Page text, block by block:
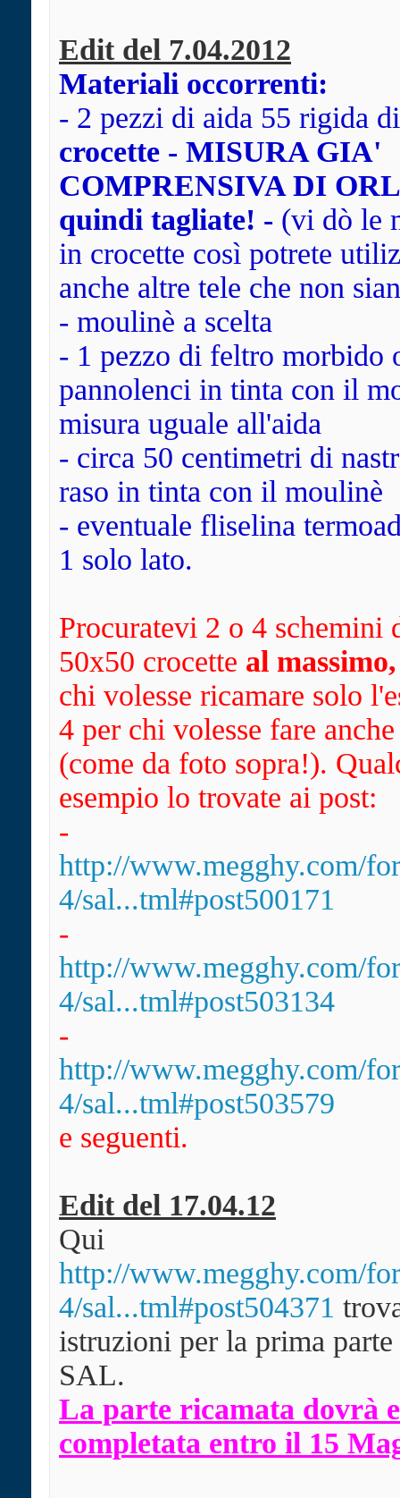
Edit del 7.04.2012
Materiali occorrenti:
- 2 pezzi di aida 55 rigida
crocette - MISURA GIA'
COMPRENSIVA DI
quindi tagliate! - (vi dò le
in crocette così potrete
anche altre tele che non
- moulinè a scelta
- 1 pezzo di feltro morbido
pannolenci in tinta con il
misura uguale all'aida
- circa 50 centimetri di
raso in tinta con il moulinè
- eventuale fliselina
1 solo lato.
Procuratevi 2 o 4 schemini
50x50 crocette al
chi volesse ricamare solo
4 per chi volesse fare
(come da foto sopra!).
esempio lo trovate ai post:
-
http://www.megghy.com/
4/sal...tml#post500171
-
http://www.megghy.com/
4/sal...tml#post503134
-
http://www.megghy.com/
4/sal...tml#post503579
e seguenti.
Edit del 17.04.12
Qui
http://www.megghy.com/
4/sal...tml#post504371
istruzioni per la prima parte
SAL.
La parte ricamata dovrà
completata entro il 15